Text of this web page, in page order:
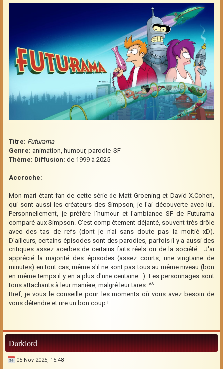
Titre: Futurama
Genre: animation, humour, parodie, SF
Thème: Diffusion: de 1999 à 2025
Accroche:
Mon mari étant fan de cette série de Matt Groening et David X.Cohen,
qui sont aussi les créateurs des Simpson, je l'ai découverte avec lui.
Personnellement, je préfère l'humour et l'ambiance SF de Futurama
comparé aux Simpson. C'est complètement déjanté, souvent très drôle
avec des tas de refs (dont je n'ai sans doute pas la moitié xD).
D'ailleurs, certains épisodes sont des parodies, parfois il y a aussi des
critiques assez acerbes de certains faits réels ou de la société… J'ai
apprécié la majorité des épisodes (assez courts, une vingtaine de
minutes) en tout cas, même s'il ne sont pas tous au même niveau (bon
en même temps il y en a plus d'une centaine…). Les personnages sont
tous attachants à leur manière, malgré leur tares. ^^
Bref, je vous le conseille pour les moments où vous avez besoin de
vous détendre et rire un bon coup !
Darklord
05 Nov 2025, 15:48